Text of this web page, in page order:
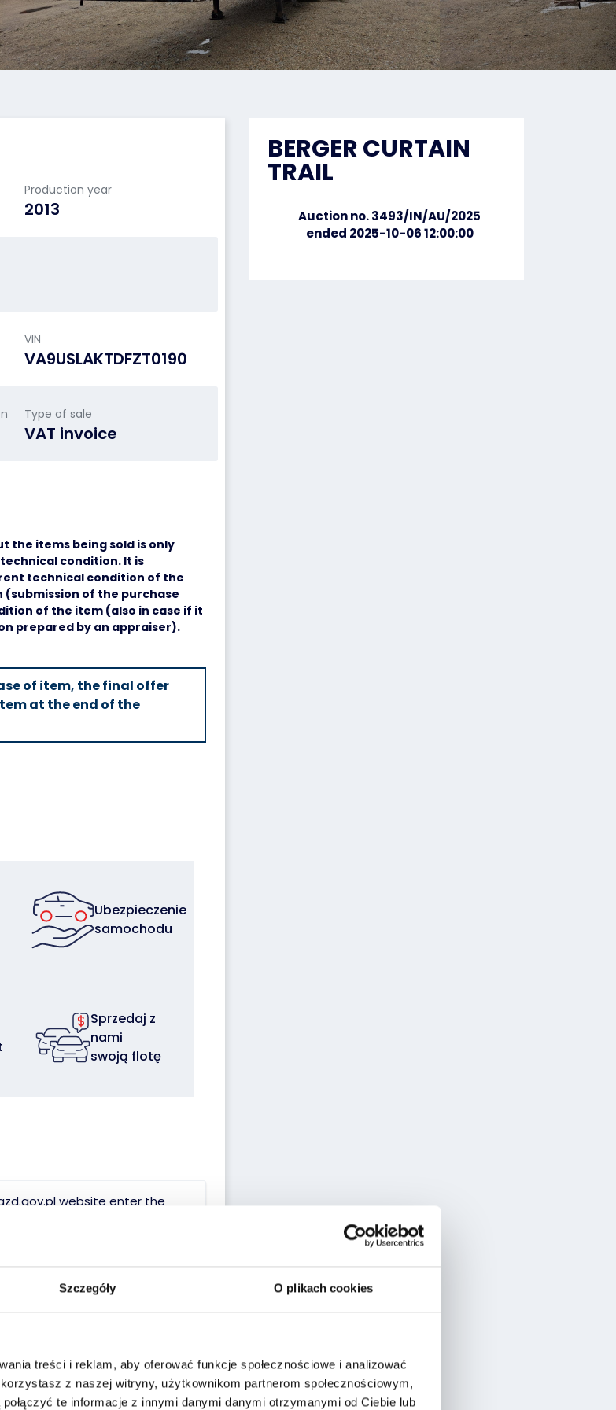
Szczegóły O plikach cookies
treści i reklam, aby oferować funkcje społecznościowe i analizować
z naszej witryny, użytkownikom partnerom społecznościowym,
te informacje z innymi danymi danymi otrzymanymi od Ciebie lub
Production year
2013
VIN
VA9USLAKTDFZT0190
Type of sale
VAT invoice
the items being sold is only
condition. It is
technical condition of the
of the purchase
of the item (also in case if it
prepared by an appraiser).
of item, the final offer
at the end of the
Ubezpieczenie
samochodu
Sprzedaj z
nami
swoją flotę
website enter the
VA9USLAKTDFZT0190
27.05.2013
BERGER CURTAIN
TRAIL
Auction no. 3493/IN/AU/2025
ended 2025-10-06 12:00:00